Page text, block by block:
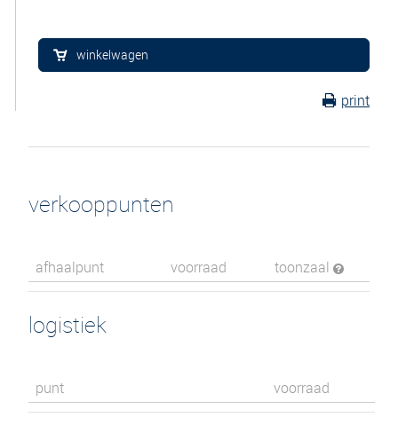
winkelwagen
print
verkooppunten
afhaalpunt voorraad toonzaal
logistiek
punt voorraad